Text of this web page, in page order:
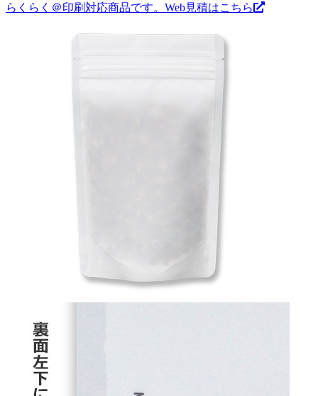
らくらく＠印刷対応商品です。 Web見積はこちら